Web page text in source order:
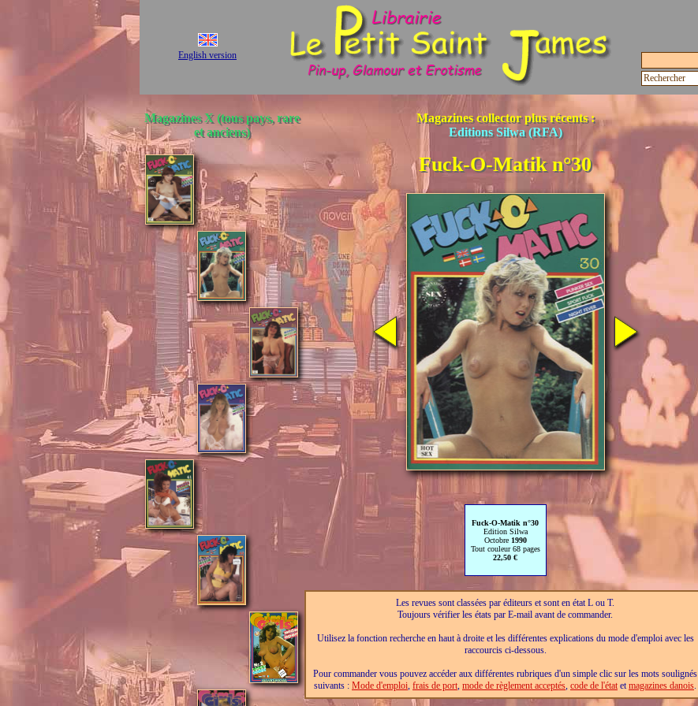
English version
Magazines X (tous pays, rare
et anciens)
Magazines collector plus récents :
Editions Silwa (RFA)
Fuck-O-Matik n°30
Fuck-O-Matik n°30
Edition Silwa
Octobre 1990
Tout couleur 68 pages
22,50 €
Les revues sont classées par éditeurs et sont en état L ou T.
Toujours vérifier les états par E-mail avant de commander.
Utilisez la fonction recherche en haut à droite et les différentes explications du mode d'emploi avec les
raccourcis ci-dessous.
Pour commander vous pouvez accéder aux différentes rubriques d'un simple clic sur les mots soulignés
suivants : Mode d'emploi, frais de port, mode de règlement acceptés, code de l'état etmagazines danois.